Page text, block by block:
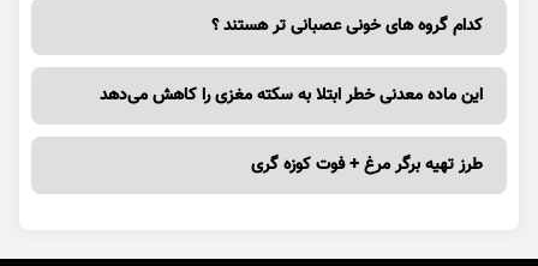
این ماده معدنی خطر ابتلا به سکته مغزی را کاهش می‌دهد
طرز تهیه برگر مرغ + فوت کوزه گری